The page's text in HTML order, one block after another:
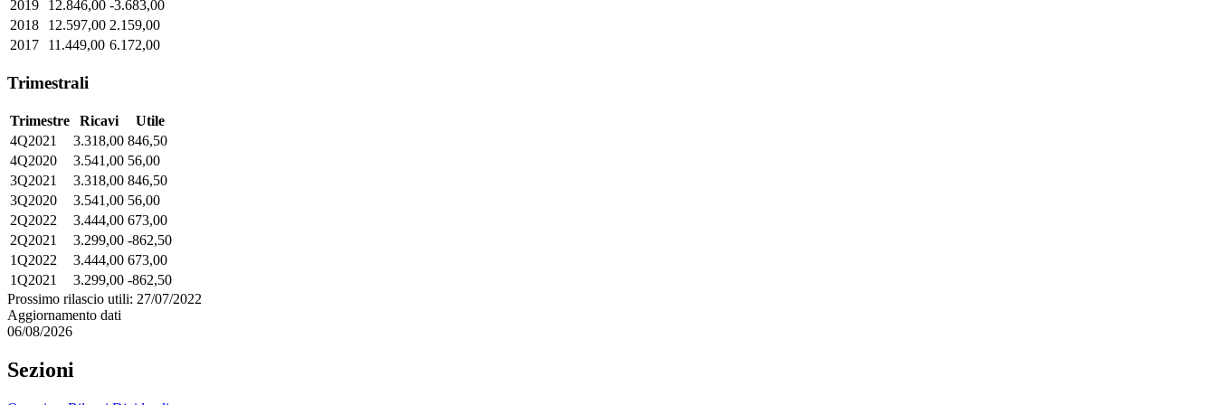
2019
12.846,00 -3.683,00
2018
12.597,00 2.159,00
2017
11.449,00 6.172,00
Trimestrali
Trimestre Ricavi
Utile
4Q2021
3.318,00 846,50
4Q2020
3.541,00 56,00
3Q2021
3.318,00 846,50
3Q2020
3.541,00 56,00
2Q2022
3.444,00 673,00
2Q2021
3.299,00 -862,50
1Q2022
3.444,00 673,00
1Q2021
3.299,00 -862,50
Prossimo rilascio utili: 27/07/2022
Aggiornamento dati
06/08/2026
Sezioni